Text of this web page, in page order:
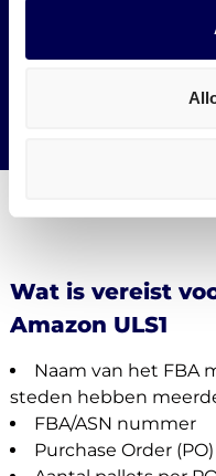
Gebruik vrachtwagens
verminder je de lege
Wat is vereist
Amazon ULS1
Naam van het FBA
steden hebben
FBA/ASN nummer
Purchase Order